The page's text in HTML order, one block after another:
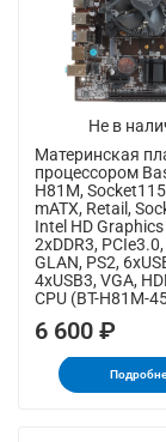
Не в
Материнская
процессором
H81M,
mATX, Retail,
Intel HD
2xDDR3,
GLAN, PS2,
4xUSB3, VGA,
CPU (BT-H81M-
6 600 ₽